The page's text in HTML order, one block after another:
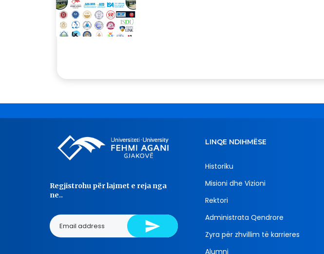
Regjistrohu për lajmet e reja nga
ne..
LINQE NDIHMËSE
Historiku
Misioni dhe Vizioni
Rektori
Administrata Qendrore
Zyra për zhvillim të karrieres
Alumni